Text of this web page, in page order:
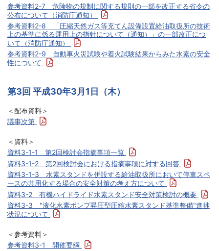
参考資料2-7 危険物の規制に関する規則の一部を改正する省令の
公布について（消防庁通知）
参考資料2-8 「圧縮天然ガス等充てん設備設置給油取扱所の技術
上の基準に係る運用上の指針について（通知）」の一部改正につ
いて（消防庁通知）
参考資料2-9 自動車火災試験や着火試験結果からみた水素の安全
性について
第3回 平成30年3月1日（木）
＜配布資料＞
議事次第
＜資料＞
資料3-1-1 第2回検討会指摘事項一覧
資料3-1-2 第2回検討会における指摘事項に対する回答
資料3-1-3 水素スタンドを併設する給油取扱所において停車スペ
ースの共用化する場合の安全対策の考え方について
資料3-2 有機ハイドライド水素スタンド安全対策検討の概要
資料3-3 "液化水素ポンプ昇圧型圧縮水素スタンド基準整備"進捗
状況について
＜参考資料＞
参考資料3-1 開催要綱